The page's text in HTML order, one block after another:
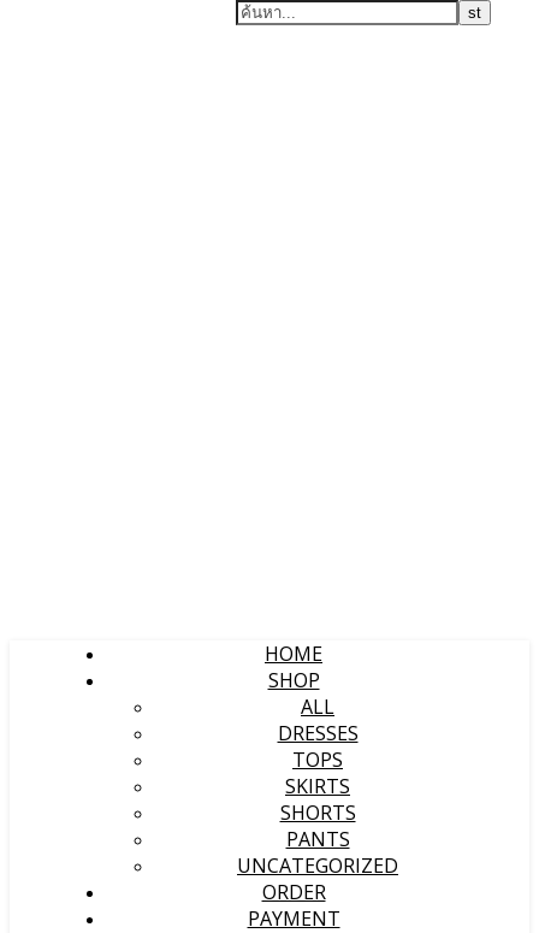
HOME
SHOP
ALL
DRESSES
TOPS
SKIRTS
SHORTS
PANTS
UNCATEGORIZED
ORDER
PAYMENT